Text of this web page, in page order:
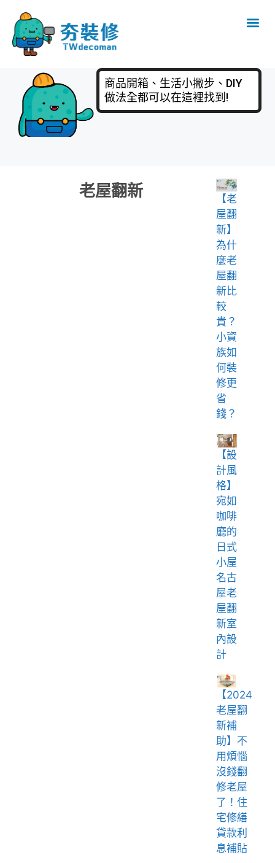
商品開箱、生活小撇步、DIY
做法全都可以在這裡找到!
老屋翻新
【老
屋翻
新】
為什
麼老
屋翻
新比
較
貴？
小資
族如
何裝
修更
省
錢？
【設
計風
格】
宛如
咖啡
廳的
日式
小屋
名古
屋老
屋翻
新室
內設
計
【2024
老屋翻
新補
助】不
用煩惱
沒錢翻
修老屋
了！住
宅修繕
貸款利
息補貼